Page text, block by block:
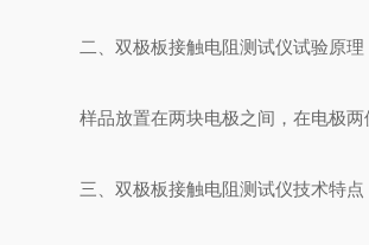
二、双极板接触电阻测试仪试验原理
样品放置在两块电极之间，在电极
三、双极板接触电阻测试仪技术特点